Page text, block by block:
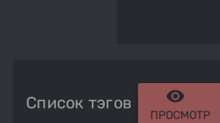
Список тэгов remove_red_eye
ПРОСМОТР